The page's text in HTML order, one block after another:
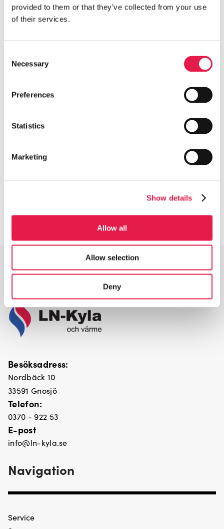
provided to them or that they’ve collected from your use
of their services.
Selection
Necessary
Preferences
Statistics
Marketing
Show details
Allow all
Allow selection
Deny
Samtycke för lagring av inlämnad data
Ja, jag ger tillstånd att lagra och behandla mina
Besöksadress:
Nordbäck 10
33591 Gnosjö
Telefon:
0370 - 922 53
E-post
info@ln-kyla.se
Navigation
Service